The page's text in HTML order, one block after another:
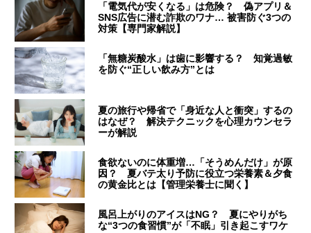
「電気代が安くなる」は危険？ 偽アプリ＆
SNS広告に潜む詐欺のワナ… 被害防ぐ3つの
対策【専門家解説】
「無糖炭酸水」は歯に影響する？ 知覚過敏
を防ぐ“正しい飲み方”とは
夏の旅行や帰省で「身近な人と衝突」するの
はなぜ？ 解決テクニックを心理カウンセラ
ーが解説
食欲ないのに体重増…「そうめんだけ」が原
因？ 夏バテ太り予防に役立つ栄養素＆夕食
の黄金比とは【管理栄養士に聞く】
風呂上がりのアイスはNG？ 夏にやりがち
な“3つの食習慣”が「不眠」引き起こすワケ